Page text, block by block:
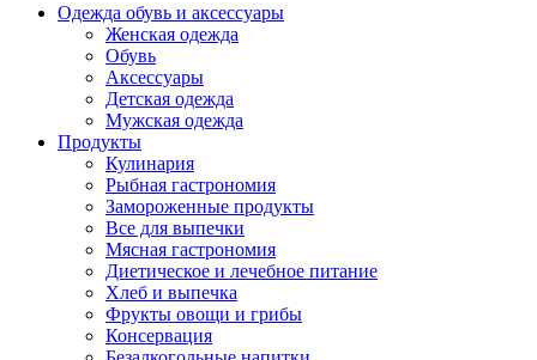
Одежда обувь и аксессуары
Женская одежда
Обувь
Аксессуары
Детская одежда
Мужская одежда
Продукты
Кулинария
Рыбная гастрономия
Замороженные продукты
Все для выпечки
Мясная гастрономия
Диетическое и лечебное питание
Хлеб и выпечка
Фрукты овощи и грибы
Консервация